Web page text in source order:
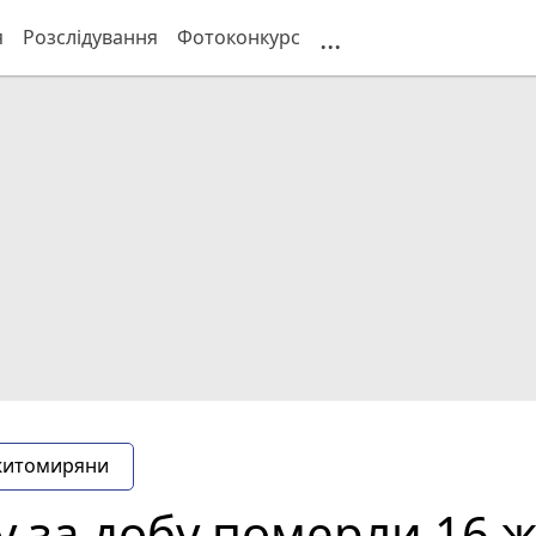
Розслідування Фотоконкурс ...